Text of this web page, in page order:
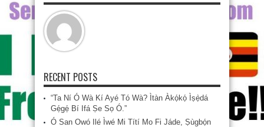
RECENT POSTS
“Ta Ní Ó Wà Kí Ayé Tó Wà? Ìtàn Àkọ́kọ́ Ìṣẹ̀dá
Gẹ́gẹ́ Bí Ifá Ṣe Sọ Ó.”
Ó San Owó Ilé Ìwé Mi Títí Mo Fi Jáde, Ṣùgbọ́n